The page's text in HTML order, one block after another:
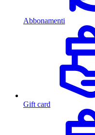
Abbonamenti
Gift card